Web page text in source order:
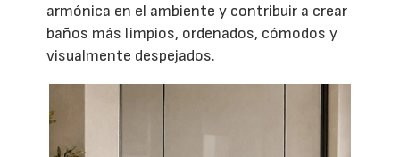
armónica en el ambiente y contribuir a crear
baños más limpios, ordenados, cómodos y
visualmente despejados.